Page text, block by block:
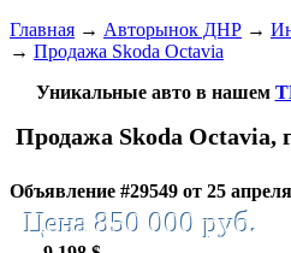
Главная → Авторынок ДНР →
→ Продажа Skoda Octavia
Уникальные авто в нашем
Продажа Skoda Octavia,
Объявление #29549 от 25
Цена 850 000 руб.